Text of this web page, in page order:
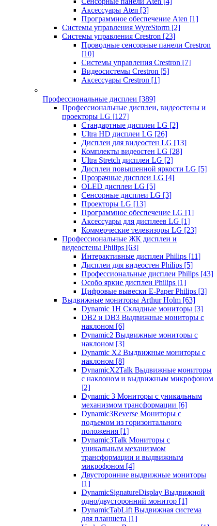
Аксессуары Aten [3]
Программное обеспечение Aten [1]
Системы управления WyreStorm [2]
Системы управления Crestron [23]
Проводные сенсорные панели Crestron
[10]
Системы управления Crestron [7]
Видеосистемы Crestron [5]
Аксессуары Crestron [1]
Профессиональные дисплеи [389]
Профессиональные дисплеи, видеостены и
проекторы LG [127]
Стандартные дисплеи LG [2]
Ultra HD дисплеи LG [26]
Дисплеи для видеостен LG [13]
Комплекты видеостен LG [28]
Ultra Stretch дисплеи LG [2]
Дисплеи повышенной яркости LG [5]
Прозрачные дисплеи LG [4]
OLED дисплеи LG [5]
Сенсорные дисплеи LG [3]
Проекторы LG [13]
Программное обеспечение LG [1]
Аксессуары для дисплеев LG [1]
Коммерческие телевизоры LG [23]
Профессиональные ЖК дисплеи и
видеостены Philips [63]
Интерактивные дисплеи Philips [11]
Дисплеи для видеостен Philips [5]
Профессиональные дисплеи Philips [43]
Особо яркие дисплеи Philips [1]
Цифровые вывески E-Paper Philips [3]
Выдвижные мониторы Arthur Holm [63]
Dynamic 1Н Складные мониторы [3]
DB2 и DB3 Выдвижные мониторы с
наклоном [6]
Dynamic2 Выдвижные мониторы с
наклоном [3]
Dynamic X2 Выдвижные мониторы с
наклоном [8]
DynamicX2Talk Выдвижные мониторы
с наклоном и выдвижным микрофоном
[2]
Dynamic 3 Мониторы с уникальным
механизмом трансформации [6]
Dynamic3Reverse Мониторы с
подъемом из горизонтального
положения [1]
Dynamic3Talk Мониторы с
уникальным механизмом
трансформации и выдвижным
микрофоном [4]
Двусторонние выдвижные мониторы
[1]
DynamicSignatureDisplay Выдвижной
одно/двусторонний монитор [1]
DynamicTabLift Выдвижная система
для планшета [1]